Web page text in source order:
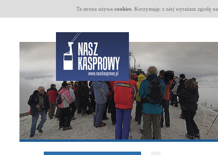
Ta strona używa cookies. Korzystając z niej wyrażasz zgodę